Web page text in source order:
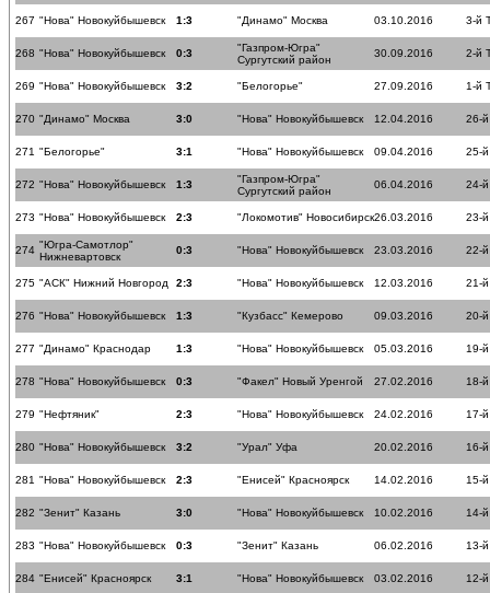
267 "Нова" Новокуйбышевск 1:3 "Динамо" Москва 03.10.2016 3-й
268 "Нова" Новокуйбышевск 0:3
"Газпром-Югра"
Сургутский район
30.09.2016 2-й
269 "Нова" Новокуйбышевск 3:2 "Белогорье" 27.09.2016 1-й
270 "Динамо" Москва 3:0 "Нова" Новокуйбышевск 12.04.2016 26-й
271 "Белогорье" 3:1 "Нова" Новокуйбышевск 09.04.2016 25-й
272 "Нова" Новокуйбышевск 1:3
"Газпром-Югра"
Сургутский район
06.04.2016 24-й
273 "Нова" Новокуйбышевск 2:3 "Локомотив" Новосибирск26.03.2016 23-й
274 "Югра-Самотлор"
Нижневартовск
0:3 "Нова" Новокуйбышевск 23.03.2016 22-й
275 "АСК" Нижний Новгород 2:3 "Нова" Новокуйбышевск 12.03.2016 21-й
276 "Нова" Новокуйбышевск 1:3 "Кузбасс" Кемерово 09.03.2016 20-й
277 "Динамо" Краснодар 1:3 "Нова" Новокуйбышевск 05.03.2016 19-
278 "Нова" Новокуйбышевск 0:3 "Факел" Новый Уренгой 27.02.2016 18-
279 "Нефтяник" 2:3 "Нова" Новокуйбышевск 24.02.2016 17-
280 "Нова" Новокуйбышевск 3:2 "Урал" Уфа 20.02.2016 16-
281 "Нова" Новокуйбышевск 2:3 "Енисей" Красноярск 14.02.2016 15-
282 "Зенит" Казань 3:0 "Нова" Новокуйбышевск 10.02.2016 14-
283 "Нова" Новокуйбышевск 0:3 "Зенит" Казань 06.02.2016 13-
284 "Енисей" Красноярск 3:1 "Нова" Новокуйбышевск 03.02.2016 12-